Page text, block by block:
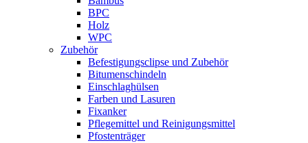
BPC
Holz
WPC
Zubehör
Befestigungsclipse und Zubehör
Bitumenschindeln
Einschlaghülsen
Farben und Lasuren
Fixanker
Pflegemittel und Reinigungsmittel
Pfostenträger